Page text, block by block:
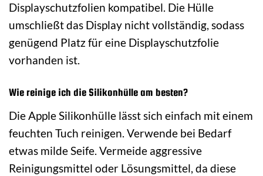
Displayschutzfolien kompatibel. Die Hülle
umschließt das Display nicht vollständig, sodass
genügend Platz für eine Displayschutzfolie
vorhanden ist.
Wie reinige ich die Silikonhülle am besten?
Die Apple Silikonhülle lässt sich einfach mit einem
feuchten Tuch reinigen. Verwende bei Bedarf
etwas milde Seife. Vermeide aggressive
Reinigungsmittel oder Lösungsmittel, da diese